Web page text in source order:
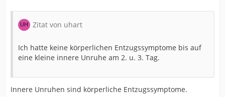
Zitat von uhart
Ich hatte keine körperlichen Entzugssymptome bis auf
eine kleine innere Unruhe am 2. u. 3. Tag.
Innere Unruhen sind körperliche Entzugssymptome.